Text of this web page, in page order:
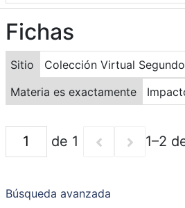
SOBRE EL AUTOR
CONTENIDO
TODOS LOS DOCUMENTOS
CATEGORIAS
OBRAS SOBRE EL AUTOR P.
MATERIAS
PALABRAS CLAVES
MULTIMEDIA
GALERÍA
Fichas
Sitio
Colección Virtual
Materia es exactamente
de 1 1–2
Búsqueda avanzada